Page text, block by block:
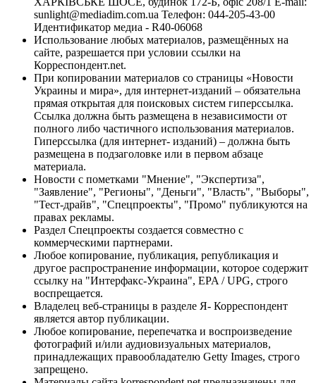
sunlight@mediadim.com.ua Телефон: 044-205-43-00
Идентификатор медиа - R40-06068
Использование любых материалов, размещённых на
сайте, разрешается при условии ссылки на
Корреспондент.net.
При копировании материалов со страницы «Новости
Украины и мира», для интернет-изданий – обязательна
прямая открытая для поисковых систем гиперссылка.
Ссылка должна быть размещена в независимости от
полного либо частичного использования материалов.
Гиперссылка (для интернет- изданий) – должна быть
размещена в подзаголовке или в первом абзаце
материала.
Новости с пометками "Мнение", "Экспертиза",
"Заявление", "Регионы", "Деньги", "Власть", "Выборы",
"Тест-драйв", "Спецпроекты", "Промо" публикуются на
правах рекламы.
Раздел Спецпроекты создается совместно с
коммерческими партнерами.
Любое копирование, публикация, републикация и
другое распространение информации, которое содержит
ссылку на "Интерфакс-Украина", EPA / UPG, строго
воспрещается.
Владелец веб-страницы в разделе Я- Корреспондент
является автор публикации.
Любое копирование, перепечатка и воспроизведение
фотографий и/или аудиовизуальных материалов,
принадлежащих правообладателю Getty Images, строго
запрещено.